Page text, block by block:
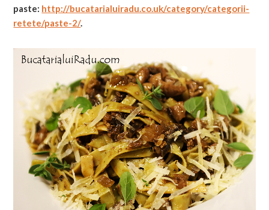
paste: http://bucatarialuiradu.co.uk/category/categorii-
retete/paste-2/.